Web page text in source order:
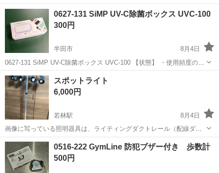
伴う多少のスレ、キズ、落としきれない汚れなどございます ・詳細は
現地でご確認ください ・お値引きは出来かねますの...
愛知 半田市
0627-131 SiMP UV-C除菌ボックス UVC-100
300円
半田市
8月4日
0627-131 SiMP UV-C除菌ボックス UVC-100 【状態】 ・使用頻度の少
ない美品です ・詳細は現地でご確認ください ・お値引きは出来かねま
すのでご了承願います ※中古品のため、状態について...
愛知 半田市 生活家電 現地
スポットライト
6,000円
若林駅
8月4日
画像に写っている照明器具は、ライティングダクトレール（配線ダク
ト）と4つのスポットライトを取り付けたポール型のスタンドライトで
す。展示会や店舗のディスプレイ、イベントの舞台照明などでよく使
われる業務用・ディスプレイ用の機材と...
愛知 豊田市 若林駅 生活家電
0516-222 GymLine 防犯ブザー付き 歩数計
500円